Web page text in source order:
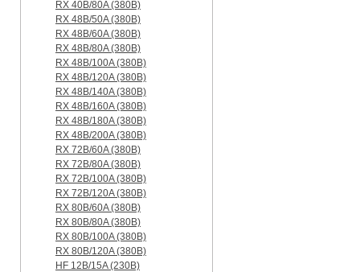
RX 40B/80A (380B)
RX 48B/50A (380B)
RX 48B/60A (380B)
RX 48B/80A (380B)
RX 48B/100A (380B)
RX 48B/120A (380B)
RX 48B/140A (380B)
RX 48B/160A (380B)
RX 48B/180A (380B)
RX 48B/200A (380B)
RX 72B/60A (380B)
RX 72B/80A (380B)
RX 72B/100A (380B)
RX 72B/120A (380B)
RX 80B/60A (380B)
RX 80B/80A (380B)
RX 80B/100A (380B)
RX 80B/120A (380B)
HF 12B/15A (230B)